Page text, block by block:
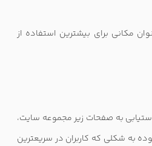
مکانی برای بیشترین استفاده از
به صفحات زیر مجموعه سایت،
به شکلی که کاربران در سریعترین